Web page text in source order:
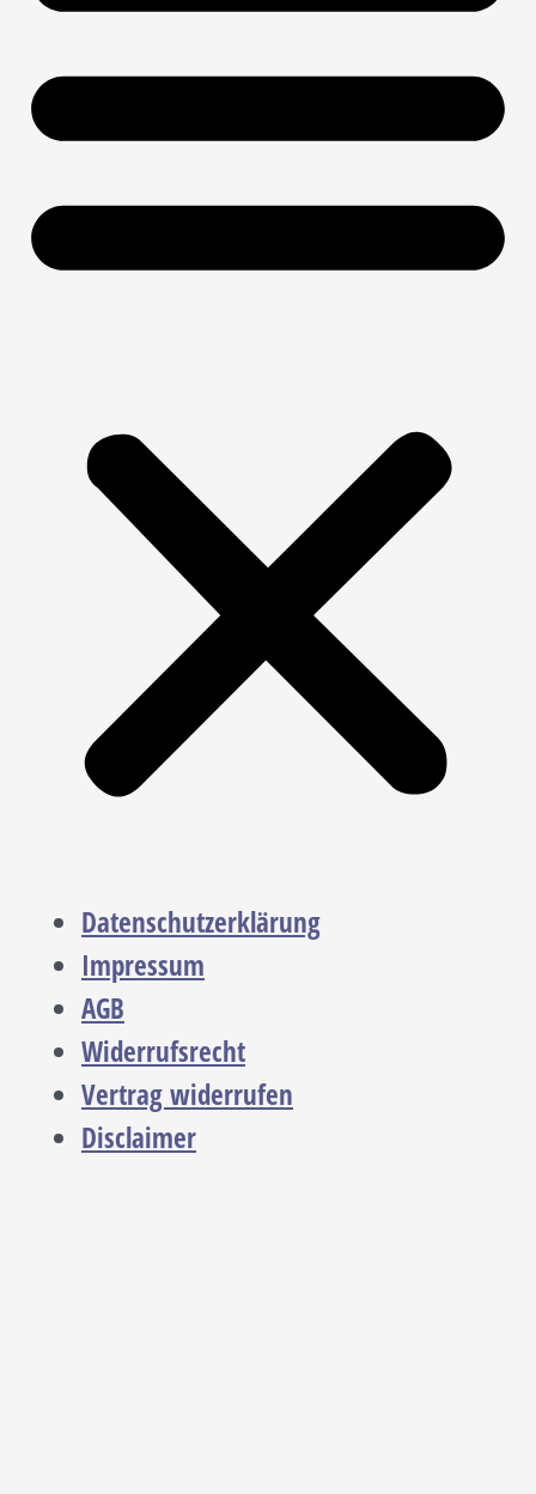
Datenschutzerklärung
Impressum
AGB
Widerrufsrecht
Vertrag widerrufen
Disclaimer